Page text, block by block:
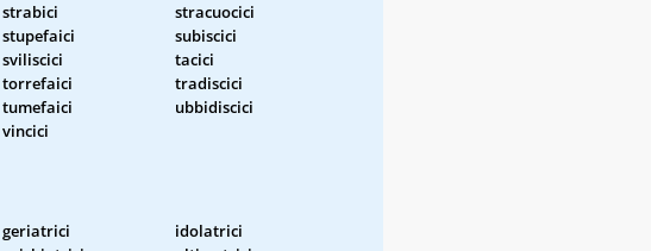
strabici
stracuocici
stupefaici
subiscici
sviliscici
tacici
torrefaici
tradiscici
tumefaici
ubbidiscici
vincici
geriatrici
idolatrici